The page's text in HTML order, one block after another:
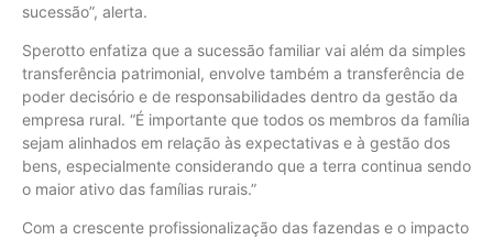
sucessão”, alerta.
Sperotto enfatiza que a sucessão familiar vai além da simples
transferência patrimonial, envolve também a transferência de
poder decisório e de responsabilidades dentro da gestão da
empresa rural. “É importante que todos os membros da família
sejam alinhados em relação às expectativas e à gestão dos
bens, especialmente considerando que a terra continua sendo
o maior ativo das famílias rurais.”
Com a crescente profissionalização das fazendas e o impacto